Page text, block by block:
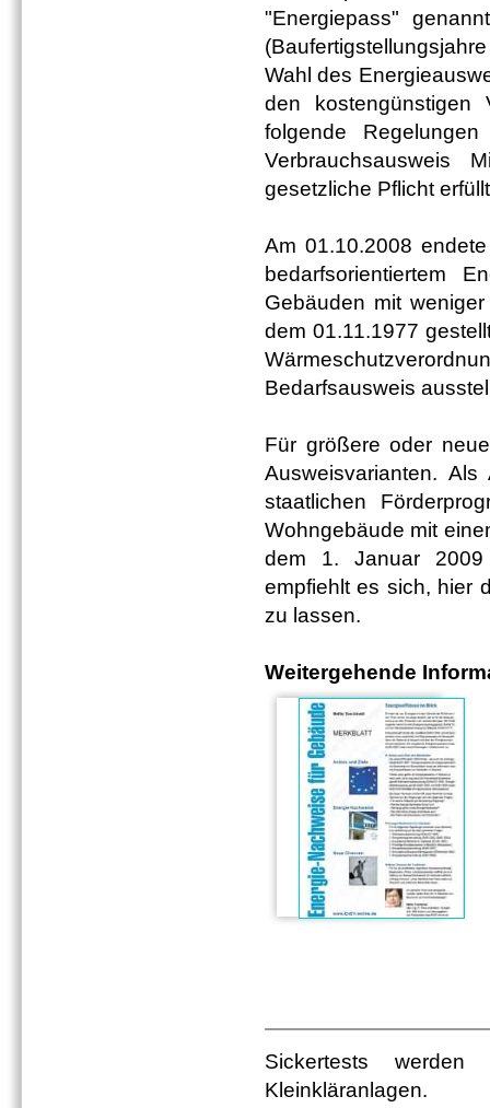
"Energiepass"
Wahl des
den kostengünstigen
folgende
Verbrauchsausweis
gesetzliche Pflicht
Am 01.10.2008
bedarfsorientiertem
Gebäuden mit
dem 01.11.1977
Bedarfsausweis
Für größere oder
Ausweisvarianten.
staatlichen
Wohngebäude mit
dem 1. Januar 2009
empfiehlt es sich, hier
zu lassen.
Weitergehende
Sickertests
Kleinkläranlagen.